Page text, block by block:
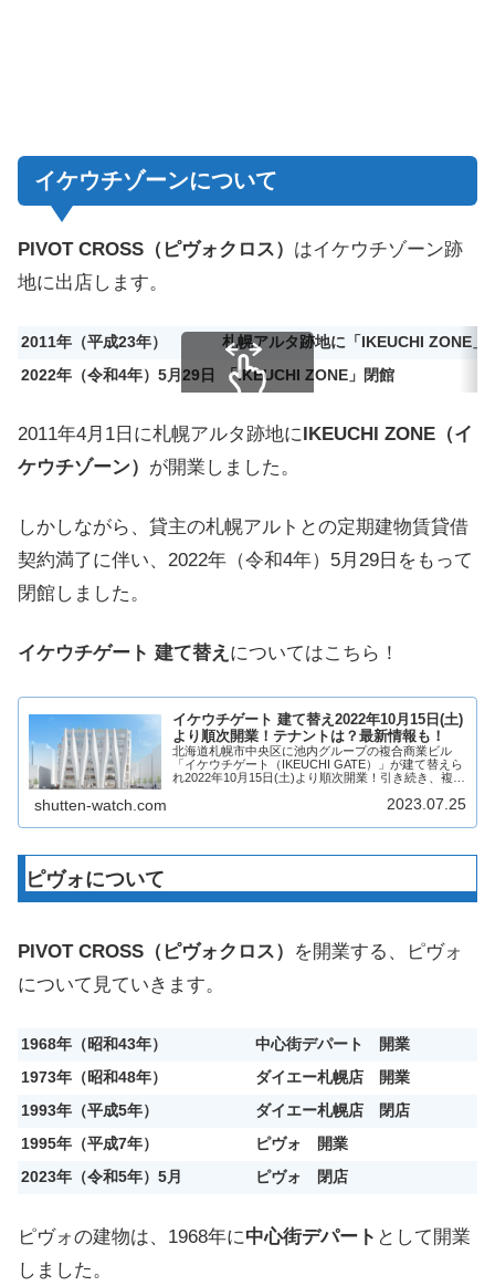
イケウチゾーンについて
PIVOT CROSS（ピヴォクロス） はイケウチゾーン跡
地に出店します。
2011年（平成23年）
札幌アルタ跡地に「IKEUCHI ZONE」
2022年（令和4年）5月29日
「IKEUCHI ZONE」閉館
2011年4月1日に札幌アルタ跡地に IKEUCHI ZONE（イ
ケウチゾーン） が開業しました。
しかしながら、貸主の札幌アルトとの定期建物賃貸借
契約満了に伴い、2022年（令和4年）5月29日をもって
閉館しました。
イケウチゲート 建て替え についてはこちら！
イケウチゲート 建て替え2022年10月15日(土)
より順次開業！テナントは？最新情報も！
北海道札幌市中央区に池内グループの複合商業ビル
「イケウチゲート（IKEUCHI GATE）」が建て替えら
れ2022年10月15日(土)より順次開業！引き続き、複合
shutten-watch.com 2023.07.25
ピヴォについて
PIVOT CROSS（ピヴォクロス）
を開業する、ピヴォ
について見ていきます。
1968年（昭和43年）
中心街デパート 開業
1973年（昭和48年）
ダイエー札幌店 開業
1993年（平成5年）
ダイエー札幌店 閉店
1995年（平成7年）
ピヴォ 開業
2023年（令和5年）5月
ピヴォ 閉店
ピヴォの建物は、1968年に中心街デパート として開業
しました。